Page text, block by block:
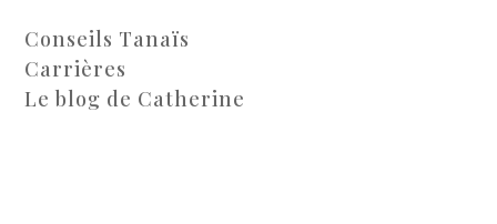
Conseils Tanaïs
Carrières
Le blog de Catherine